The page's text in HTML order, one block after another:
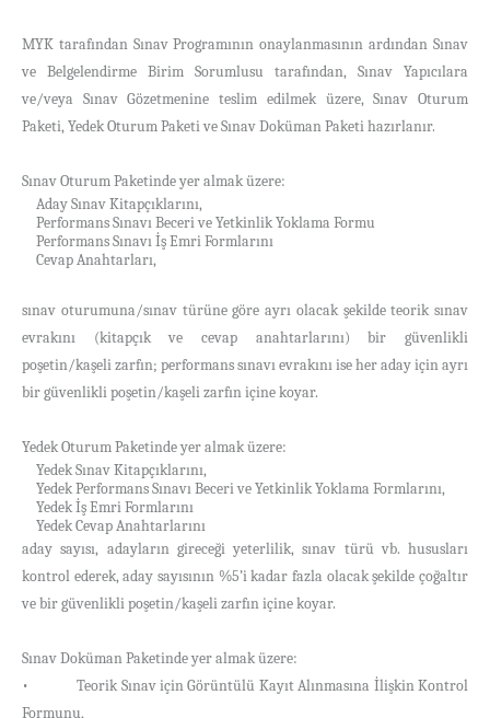
MYK tarafından Sınav Programının onaylanmasının ardından Sınav
ve Belgelendirme Birim Sorumlusu tarafından, Sınav Yapıcılara
ve/veya Sınav Gözetmenine teslim edilmek üzere, Sınav Oturum
Paketi, Yedek Oturum Paketi ve Sınav Doküman Paketi hazırlanır.
Sınav Oturum Paketinde yer almak üzere:
Aday Sınav Kitapçıklarını,
Performans Sınavı Beceri ve Yetkinlik Yoklama Formu
Performans Sınavı İş Emri Formlarını
Cevap Anahtarları,
sınav oturumuna/sınav türüne göre ayrı olacak şekilde teorik sınav
evrakını (kitapçık ve cevap anahtarlarını) bir güvenlikli
poşetin/kaşeli zarfın; performans sınavı evrakını ise her aday için ayrı
bir güvenlikli poşetin/kaşeli zarfın içine koyar.
Yedek Oturum Paketinde yer almak üzere:
Yedek Sınav Kitapçıklarını,
Yedek Performans Sınavı Beceri ve Yetkinlik Yoklama Formlarını,
Yedek İş Emri Formlarını
Yedek Cevap Anahtarlarını
aday sayısı, adayların gireceği yeterlilik, sınav türü vb. hususları
kontrol ederek, aday sayısının %5’i kadar fazla olacak şekilde çoğaltır
ve bir güvenlikli poşetin/kaşeli zarfın içine koyar.
Sınav Doküman Paketinde yer almak üzere:
• Teorik Sınav için Görüntülü Kayıt Alınmasına İlişkin Kontrol
Formunu,